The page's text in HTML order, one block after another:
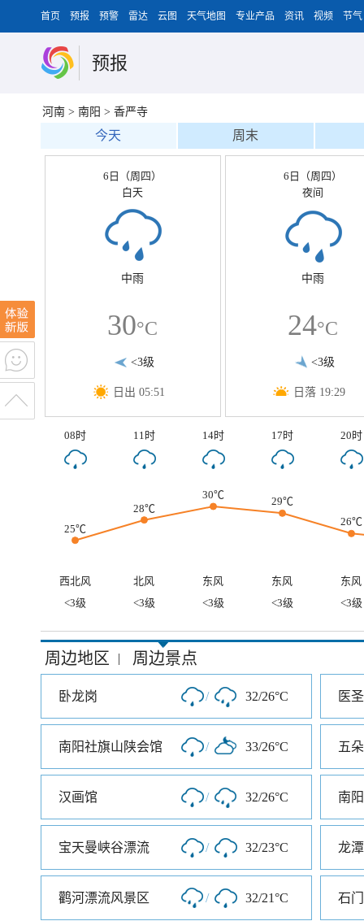
首页 预报 预警 雷达 云图 天气地图 专业产品 资讯 视频 节气
预报
河南 > 南阳 > 香严寺
今天 周末
6日（周四）
白天
中雨
30°C
<3级
日出 05:51
6日（周四）
夜间
中雨
24°C
<3级
日落 19:29
08时 11时 14时 17时 20时
25℃
28℃
30℃
29℃
26℃
西北风 北风 东风 东风
东风
<3级
<3级 <3级 <3级 <3级
周边地区 | 周边景点
卧龙岗 / 32/26°C 医
南阳社旗山陕会馆 / 33/26°C 五
汉画馆 / 32/26°C 南
宝天曼峡谷漂流 / 32/23°C 龙
鹳河漂流风景区 / 32/21°C 石